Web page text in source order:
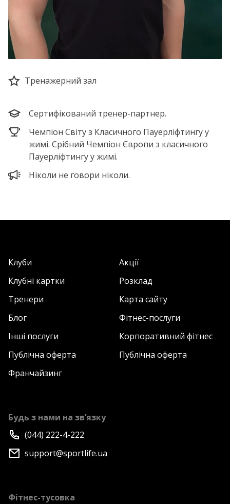
Тренажерний зал
Сертифікований тренер-партнер.
Чемпіон Світу з Класичного Пауерліфтингу у
жимі. Срібний Чемпіон Європи з класичного
Пауерліфтингу у жимі.
Ніколи не говори ніколи.
Клуби
Акції
Клубні картки
Розклад
Тренери
Карта сайту
Блог
Фітнес-послуги
Інші послуги
Корпоративний фітнес
Публічна оферта
Публічна оферта
Франчайзинг
Будь з нами на зв’язку
(044) 222-4-222
support@sportlife.ua
Фітнес-тусовка